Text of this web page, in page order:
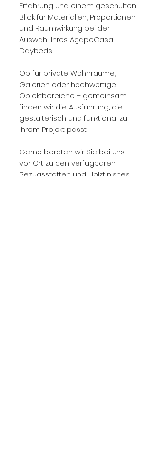
Erfahrung und einem geschulten
Blick für Materialien, Proportionen
und Raumwirkung bei der
Auswahl Ihres AgapeCasa
Daybeds.
Ob für private Wohnräume,
Galerien oder hochwertige
Objektbereiche – gemeinsam
finden wir die Ausführung, die
gestalterisch und funktional zu
Ihrem Projekt passt.
Gerne beraten wir Sie bei uns
vor Ort zu den verfügbaren
Bezugsstoffen und Holzfinishes.